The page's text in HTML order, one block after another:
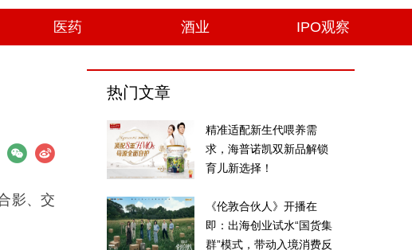
医药 酒业 IPO观察
影、交
热门文章
精准适配新生代喂养需
求，海普诺凯双新品解锁
育儿新选择！
《伦敦合伙人》开播在
即：出海创业试水“国货集
群”模式，带动入境消费反